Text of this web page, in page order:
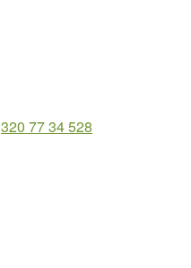
320 77 34 528